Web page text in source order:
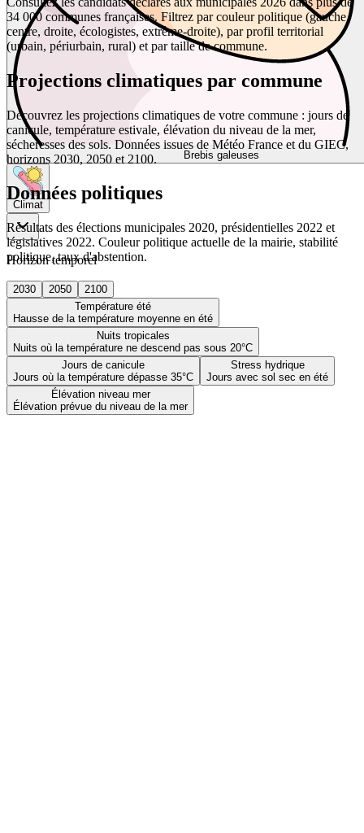
Brebis galeuses
Climat
Horizon temporel
2030 2050
2100
Température été
Hausse de la température moyenne en été
Nuits tropicales
Nuits où la température ne descend pas sous 20°C
Jours de canicule
Jours où la température dépasse 35°C
Stress hydrique
Jours avec sol sec en été
Élévation niveau mer
Élévation prévue du niveau de la mer
34 000 communes françaises. Filtrez par couleur politique (gauche,
centre, droite, écologistes, extrême-droite), par profil territorial
(urbain, périurbain, rural) et par taille de commune.
Projections climatiques par commune
Découvrez les projections climatiques de votre commune : jours de
canicule, température estivale, élévation du niveau de la mer,
sécheresses des sols. Données issues de Météo France et du GIEC,
horizons 2030, 2050 et 2100.
Données politiques
Résultats des élections municipales 2020, présidentielles 2022 et
législatives 2022. Couleur politique actuelle de la mairie, stabilité
politique, taux d'abstention.